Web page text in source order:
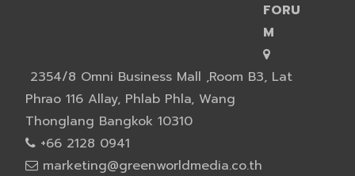
FORU
M
2354/8 Omni Business Mall ,Room B3, Lat
Phrao 116 Allay, Phlab Phla, Wang
Thonglang Bangkok 10310
+66 2128 0941
marketing@greenworldmedia.co.th